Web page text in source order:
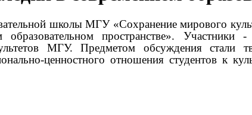
школы МГУ «Сохранение мирового
пространстве». Участники
МГУ. Предметом обсуждения стали
ценностного отношения студентов к